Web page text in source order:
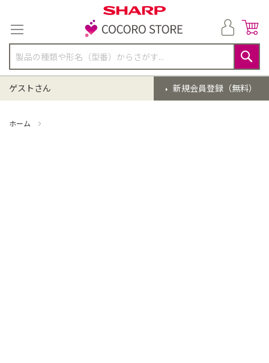
テ
ン
ツ
ス
キ
ッ
検
索
新規会員登録（無料）
ゲストさん
ホーム